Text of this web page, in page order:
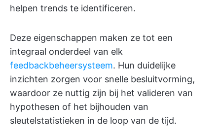
helpen trends te identificeren.
Deze eigenschappen maken ze tot een
integraal onderdeel van elk
feedbackbeheersysteem. Hun duidelijke
inzichten zorgen voor snelle besluitvorming,
waardoor ze nuttig zijn bij het valideren van
hypothesen of het bijhouden van
sleutelstatistieken in de loop van de tijd.